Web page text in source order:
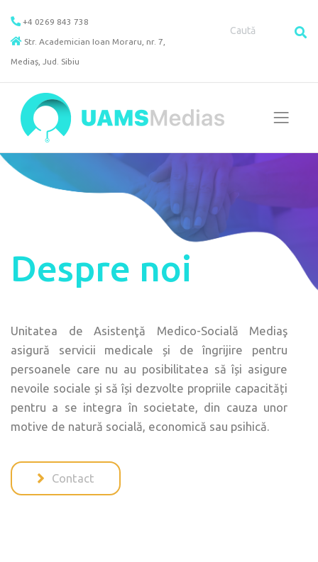
content
+4 0269 843 738
Str. Academician Ioan Moraru, nr. 7,
Mediaș, Jud. Sibiu
Despre noi
Unitatea de Asistenţă Medico-Socială Mediaş
asigură servicii medicale și de îngrijire pentru
persoanele care nu au posibilitatea să își asigure
nevoile sociale și să își dezvolte propriile capacități
pentru a se integra în societate, din cauza unor
motive de natură socială, economică sau psihică.
Contact